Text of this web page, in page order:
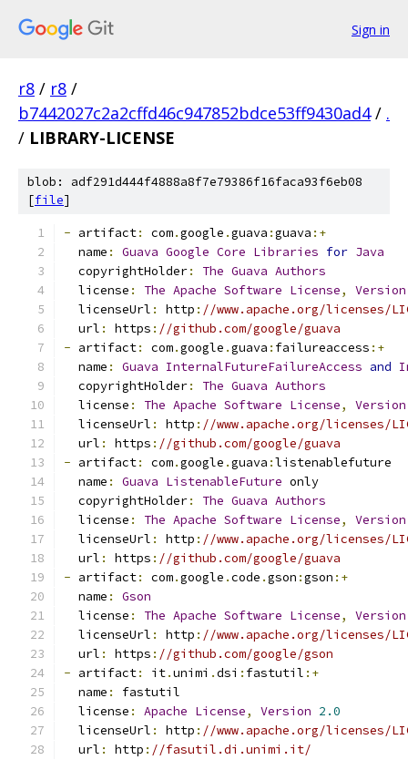
Sign in
r8 / r8 /
b7442027c2a2cffd46c947852bdce53ff9430ad4 / .
/ LIBRARY-LICENSE
blob: adf291d444f4888a8f7e79386f16faca93f6eb08
[file]
- artifact: com.google .guava :guava :+
  name
: Guava Google Core Libraries for Java
  copyrightHolder
: The Guava Authors
  license
: The Apache Software License,
Version
  licenseUrl
: http : //www.apache.org/licenses/
  url
: https : //github.com/google/guava
- artifact: com.google .guava : failureaccess :+
  name
: Guava InternalFutureFailureAccess and
  copyrightHolder
: The Guava Authors
  license
: The Apache Software License,
Version
  licenseUrl
: http : //www.apache.org/licenses/
  url
: https : //github.com/google/guava
- artifact: com.google .guava :listenablefuture
  name
: Guava ListenableFuture only
  copyrightHolder
: The Guava Authors
  license
: The Apache Software License,
Version
  licenseUrl
: http : //www.apache.org/licenses/
  url
: https : //github.com/google/guava
- artifact: com.google .code .gson :gson :+
  name
:
Gson
  license
: The Apache Software License,
Version
  licenseUrl
: http : //www.apache.org/licenses/
  url
: https : //github.com/google/gson
- artifact: it.unimi .dsi : fastutil :+
  name
:
fastutil
  license
: Apache License, Version 2.0
  licenseUrl
: http : //www.apache.org/licenses/
  url
: http : //fasutil.di.unimi.it/